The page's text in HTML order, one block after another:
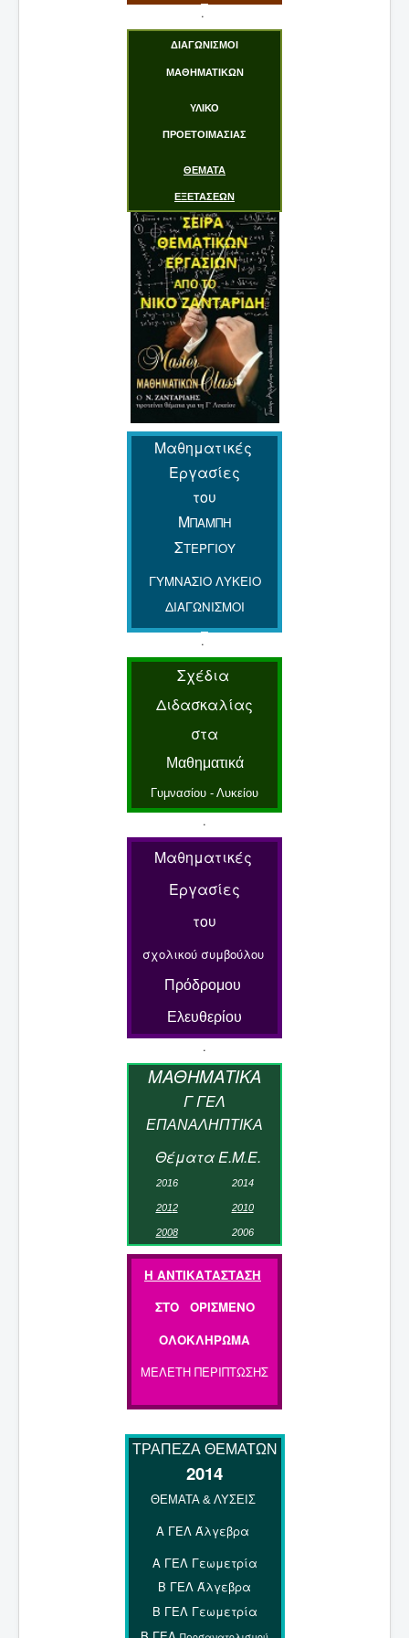
Maths & New Tech
.
ΔΙΑΓΩΝΙΣΜΟΙ
ΜΑΘΗΜΑΤΙΚΩΝ
ΥΛΙΚΟ
ΠΡΟΕΤΟΙΜΑΣΙΑΣ
ΘΕΜΑΤΑ
ΕΞΕΤΑΣΕΩΝ
Μαθηματικές
Εργασίες
του
ΜΠΑΜΠΗ
ΣΤΕΡΓΙΟΥ
ΓΥΜΝΑΣΙΟ ΛΥΚΕΙΟ
ΔΙΑΓΩΝΙΣΜΟΙ
.
Σχέδια
Διδασκαλίας
στα
Μαθηματικά
Γυμνασίου - Λυκείου
.
Μαθηματικές
Εργασίες
του
σχολικού συμβούλου
Πρόδρομου
Ελευθερίου
.
ΜΑΘΗΜΑΤΙΚΑ
Γ ΓΕΛ
ΕΠΑΝΑΛΗΠΤΙΚΑ
Θέματα Ε.Μ.Ε.
2016 2014
2012 2010
2008 2006
Η ΑΝΤΙΚΑΤΑΣΤΑΣΗ
ΣΤΟ ΟΡΙΣΜΕΝΟ
ΟΛΟΚΛΗΡΩΜΑ
ΜΕΛΕΤΗ ΠΕΡΙΠΤΩΣΗΣ
ΤΡΑΠΕΖΑ ΘΕΜΑΤΩΝ
2014
ΘΕΜΑΤΑ & ΛΥΣΕΙΣ
Α ΓΕΛ Άλγεβρα
Α ΓΕΛ Γεωμετρία
Β ΓΕΛ Άλγεβρα
Β ΓΕΛ Γεωμετρία